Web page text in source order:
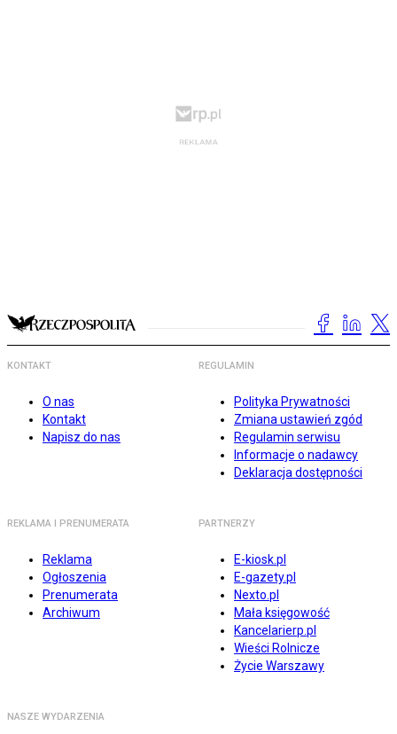
KONTAKT
O nas
Kontakt
Napisz do nas
REGULAMIN
Polityka Prywatności
Zmiana ustawień zgód
Regulamin serwisu
Informacje o nadawcy
Deklaracja dostępności
REKLAMA I PRENUMERATA
Reklama
Ogłoszenia
Prenumerata
Archiwum
PARTNERZY
E-kiosk.pl
E-gazety.pl
Nexto.pl
Mała księgowość
Kancelarierp.pl
Wieści Rolnicze
Życie Warszawy
NASZE WYDARZENIA